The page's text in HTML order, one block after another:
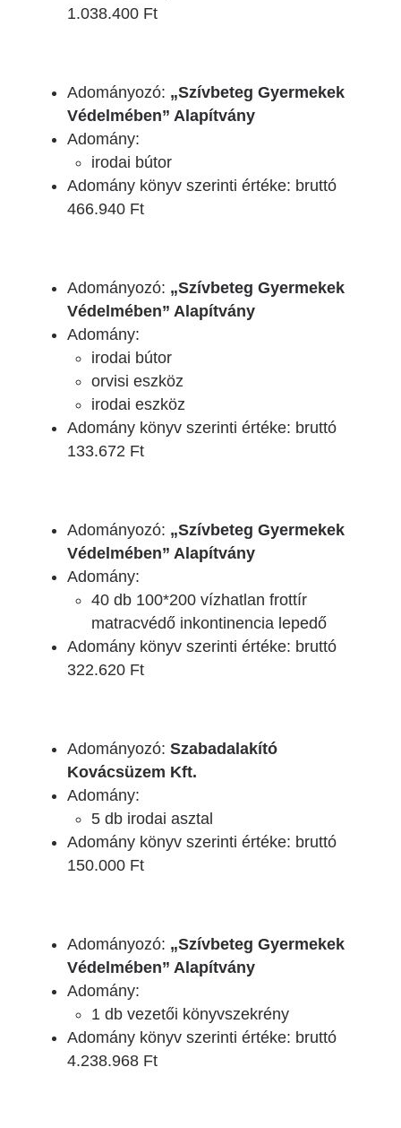
1.038.400 Ft
Adományozó: „Szívbeteg Gyermekek
Védelmében” Alapítvány
Adomány:
irodai bútor
Adomány könyv szerinti értéke: bruttó
466.940 Ft
Adományozó: „Szívbeteg Gyermekek
Védelmében” Alapítvány
Adomány:
irodai bútor
orvisi eszköz
irodai eszköz
Adomány könyv szerinti értéke: bruttó
133.672 Ft
Adományozó: „Szívbeteg Gyermekek
Védelmében” Alapítvány
Adomány:
40 db 100*200 vízhatlan frottír
matracvédő inkontinencia lepedő
Adomány könyv szerinti értéke: bruttó
322.620 Ft
Adományozó: Szabadalakító
Kovácsüzem Kft.
Adomány:
5 db irodai asztal
Adomány könyv szerinti értéke: bruttó
150.000 Ft
Adományozó: „Szívbeteg Gyermekek
Védelmében” Alapítvány
Adomány:
1 db vezetői könyvszekrény
Adomány könyv szerinti értéke: bruttó
4.238.968 Ft